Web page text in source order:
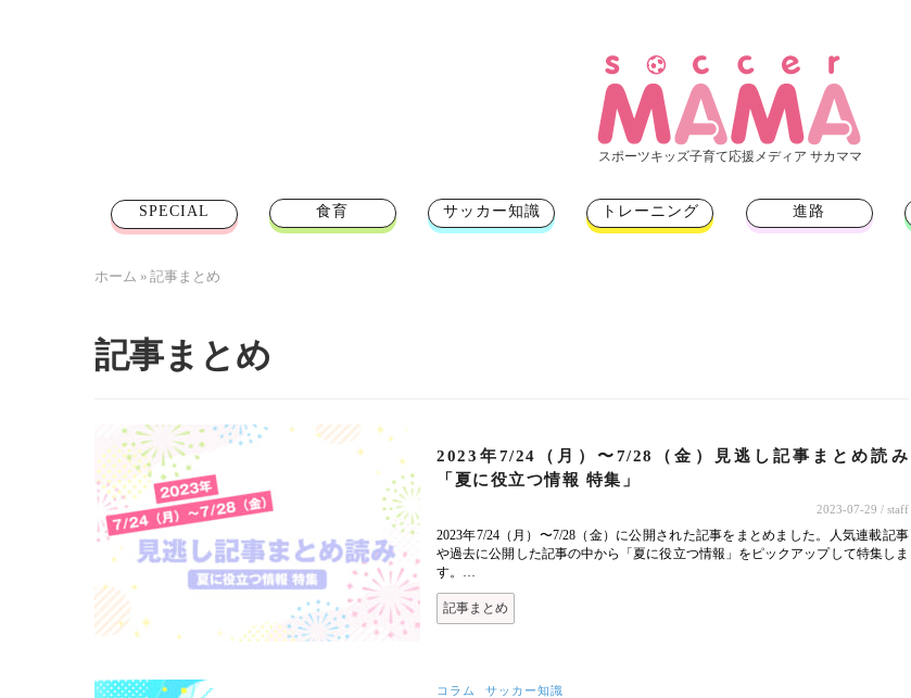
スポーツキッズ子育て応援メディア サカママ
SPECIAL 食育 サッカー知識 トレーニング 進路
ホーム » 記事まとめ
記事まとめ
2023年7/24（月）〜7/28（金）見逃し記事まとめ読み
「夏に役立つ情報 特集」
2023-07-29 / staff
2023年7/24（月）〜7/28（金）に公開された記事をまとめました。人気連載記事
や過去に公開した記事の中から「夏に役立つ情報」をピックアップして特集しま
す。…
記事まとめ
コラム サッカー知識